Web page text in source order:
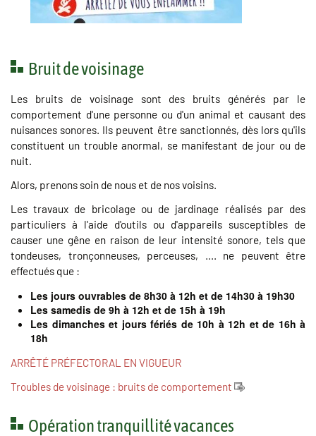
Bruit de voisinage
Les bruits de voisinage sont des bruits générés par le
comportement d'une personne ou d'un animal et causant des
nuisances sonores. Ils peuvent être sanctionnés, dès lors qu'ils
constituent un trouble anormal, se manifestant de jour ou de
nuit.
Alors, prenons soin de nous et de nos voisins.
Les travaux de bricolage ou de jardinage réalisés par des
particuliers à l'aide d'outils ou d'appareils susceptibles de
causer une gêne en raison de leur intensité sonore, tels que
tondeuses, tronçonneuses, perceuses, .... ne peuvent être
effectués que :
Les jours ouvrables de 8h30 à 12h et de 14h30 à 19h30
Les samedis de 9h à 12h et de 15h à 19h
Les dimanches et jours fériés de 10h à 12h et de 16h à
18h
ARRÊTÉ PRÉFECTORAL EN VIGUEUR
Troubles de voisinage : bruits de comportement
Opération tranquillité vacances